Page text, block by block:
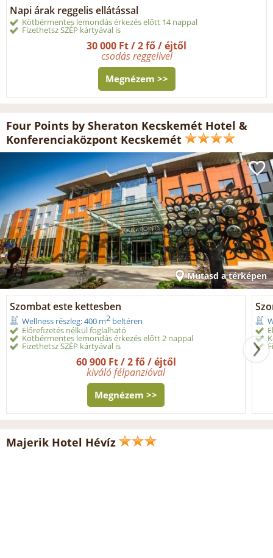
Napi árak reggelis ellátással
Kötbérmentes lemondás érkezés előtt 14 nappal
Fizethetsz SZÉP kártyával is
30 000 Ft / 2 fő / éjtől
csodás reggelivel
Megnézem >>
Four Points by Sheraton Kecskemét Hotel &
Konferenciaközpont Kecskemét
Mutasd a térképen
Szombat este kettesben
Wellness részleg: 400 m2 beltéren
Előrefizetés nélkül foglalható
Kötbérmentes lemondás érkezés előtt 2 nappal
Fizethetsz SZÉP kártyával is
60 900 Ft / 2 fő / éjtől
kiváló félpanzióval
Megnézem >>
Majerik Hotel Hévíz